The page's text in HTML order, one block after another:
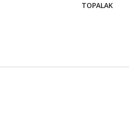
TOPALAK